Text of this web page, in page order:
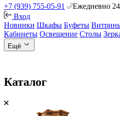
+7 (939) 755-05-91
Ежедневно
Вход
Новинки Шкафы Буфеты
Кабинеты Освещение Столы
Ещё
Каталог